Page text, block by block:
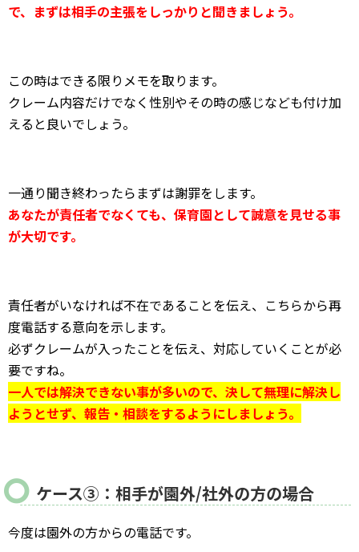
で、まずは相手の主張をしっかりと聞きましょう。
この時はできる限りメモを取ります。
クレーム内容だけでなく性別やその時の感じなども付け加
えると良いでしょう。
一通り聞き終わったらまずは謝罪をします。
あなたが責任者でなくても、保育園として誠意を見せる事
が大切です。
責任者がいなければ不在であることを伝え、こちらから再
度電話する意向を示します。
必ずクレームが入ったことを伝え、対応していくことが必
要ですね。
一人では解決できない事が多いので、決して無理に解決し
ようとせず、報告・相談をするようにしましょう。
ケース③：相手が園外/社外の方の場合
今度は園外の方からの電話です。